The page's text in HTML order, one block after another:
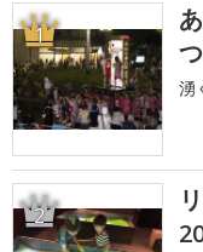
1
湧
2